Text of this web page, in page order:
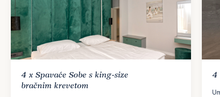
4 xSpavaće Sobes king-size
bračnim krevetom
4